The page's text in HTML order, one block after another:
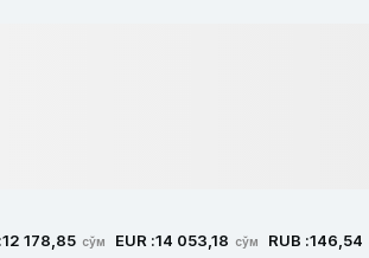
12 178,85 сўм EUR :14 053,18 сўм RUB :146,54